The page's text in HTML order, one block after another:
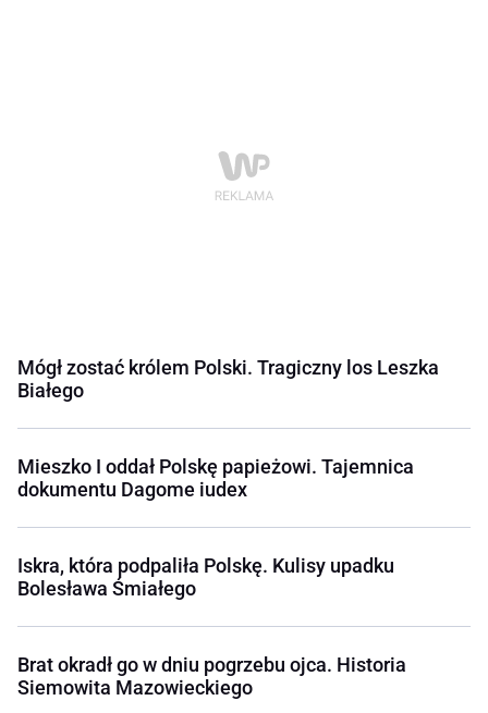
Mógł zostać królem Polski. Tragiczny los Leszka
Białego
Mieszko I oddał Polskę papieżowi. Tajemnica
dokumentu Dagome iudex
Iskra, która podpaliła Polskę. Kulisy upadku
Bolesława Śmiałego
Brat okradł go w dniu pogrzebu ojca. Historia
Siemowita Mazowieckiego